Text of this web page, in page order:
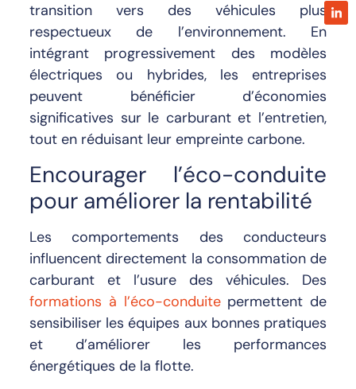
transition vers des véhicules plus
respectueux de l’environnement. En
intégrant progressivement des modèles
électriques ou hybrides, les entreprises
peuvent bénéficier d’économies
significatives sur le carburant et l’entretien,
tout en réduisant leur empreinte carbone.
Encourager l’éco-conduite
pour améliorer la rentabilité
Les comportements des conducteurs
influencent directement la consommation de
carburant et l’usure des véhicules. Des
formations à l’éco-conduitepermettent de
sensibiliser les équipes aux bonnes pratiques
et d’améliorer les performances
énergétiques de la flotte.